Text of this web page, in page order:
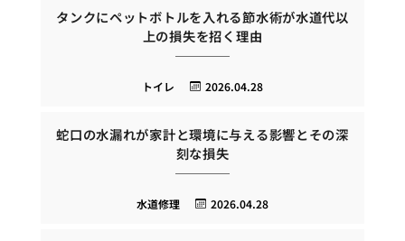
タンクにペットボトルを入れる節水術が水道代以
上の損失を招く理由
2026.04.28
トイレ
蛇口の水漏れが家計と環境に与える影響とその深
刻な損失
2026.04.28
水道修理